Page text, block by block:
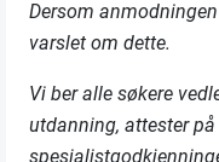
Dersom
varslet om dette.
Vi ber alle søkere
utdanning, attester